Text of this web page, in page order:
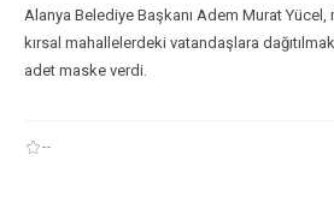
Alanya Belediye Başkanı Adem Murat
kırsal mahallelerdeki vatandaşlara
adet maske verdi.
--